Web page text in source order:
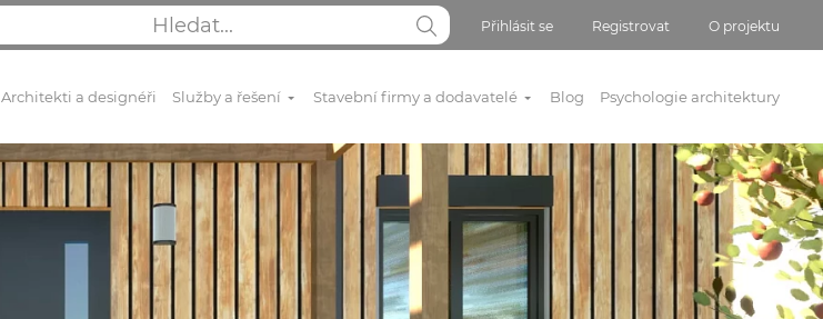
Přihlásit se Registrovat O projektu
Architekti a designéři Služby a řešení Stavební firmy a dodavatelé Blog Psychologie architektury